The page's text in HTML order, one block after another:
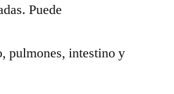
Puede
pulmones, intestino y